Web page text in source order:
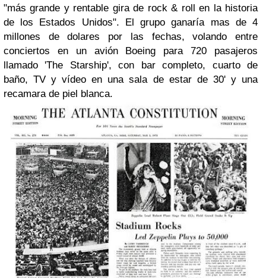
"más grande y rentable gira de rock & roll en la historia
de los Estados Unidos". El grupo ganaría mas de 4
millones de dolares por las fechas, volando entre
conciertos en un avión Boeing para 720 pasajeros
llamado 'The Starship', con bar completo, cuarto de
baño, TV y vídeo en una sala de estar de 30' y una
recamara de piel blanca.